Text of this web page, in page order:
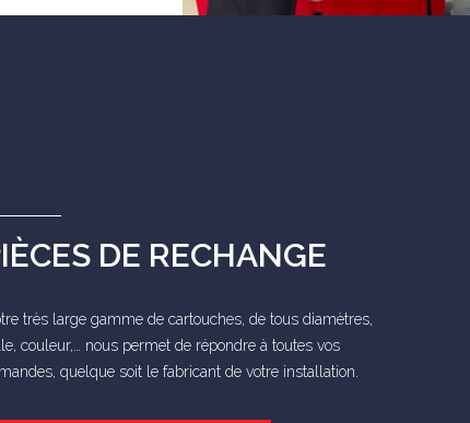
DE RECHANGE
très large gamme de cartouches, de tous diamètres,
couleur,… nous permet de répondre à toutes vos
quelque soit le fabricant de votre installation.